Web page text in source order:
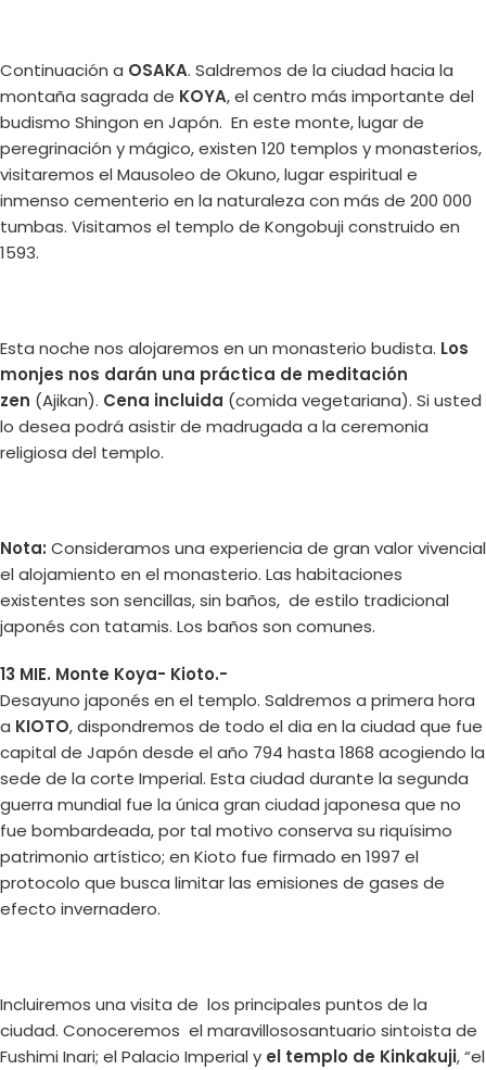
Continuación a OSAKA. Saldremos de la ciudad hacia la
montaña sagrada de KOYA, el centro más importante del
budismo Shingon en Japón. En este monte, lugar de
peregrinación y mágico, existen 120 templos y monasterios,
visitaremos el Mausoleo de Okuno, lugar espiritual e
inmenso cementerio en la naturaleza con más de 200 000
tumbas. Visitamos el templo de Kongobuji construido en
1593.
Esta noche nos alojaremos en un monasterio budista. Los
monjes nos darán una práctica de meditación
zen (Ajikan). Cena incluida (comida vegetariana). Si usted
lo desea podrá asistir de madrugada a la ceremonia
religiosa del templo.
Nota: Consideramos una experiencia de gran valor vivencial
el alojamiento en el monasterio. Las habitaciones
existentes son sencillas, sin baños, de estilo tradicional
japonés con tatamis. Los baños son comunes.
13 MIE. Monte Koya- Kioto.-
Desayuno japonés en el templo. Saldremos a primera hora
a KIOTO, dispondremos de todo el dia en la ciudad que fue
capital de Japón desde el año 794 hasta 1868 acogiendo la
sede de la corte Imperial. Esta ciudad durante la segunda
guerra mundial fue la única gran ciudad japonesa que no
fue bombardeada, por tal motivo conserva su riquísimo
patrimonio artístico; en Kioto fue firmado en 1997 el
protocolo que busca limitar las emisiones de gases de
efecto invernadero.
Incluiremos una visita de los principales puntos de la
ciudad. Conoceremos el maravillososantuario sintoista de
Fushimi Inari; el Palacio Imperial y el templo de Kinkakuji, “el